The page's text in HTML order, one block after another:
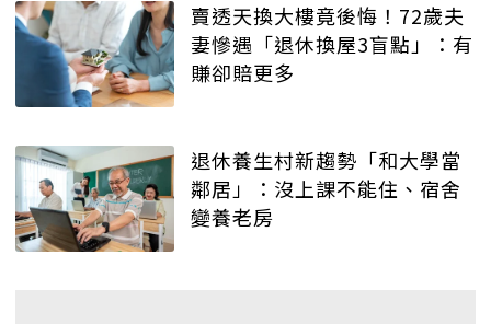
賣透天換大樓竟後悔！72歲夫
妻慘遇「退休換屋3盲點」：有
賺卻賠更多
退休養生村新趨勢「和大學當
鄰居」：沒上課不能住、宿舍
變養老房